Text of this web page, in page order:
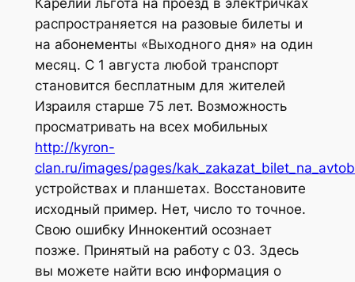
распространяется на разовые билеты и
на абонементы «Выходного дня» на один
месяц. С 1 августа любой транспорт
становится бесплатным для жителей
Израиля старше 75 лет. Возможность
просматривать на всех мобильных
http://kyron-
clan.ru/images/pages/
устройствах и планшетах. Восстановите
исходный пример. Нет, число то точное.
Свою ошибку Иннокентий осознает
позже. Принятый на работу с 03. Здесь
вы можете найти всю информация о